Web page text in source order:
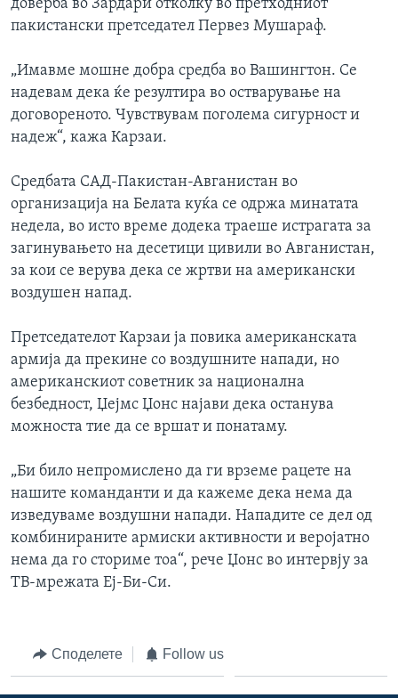
доверба во Зардари отколку во претходниот
пакистански претседател Первез Мушараф.
„Имавме мошне добра средба во Вашингтон. Се
надевам дека ќе резултира во остварување на
договореното. Чувствувам поголема сигурност и
надеж“, кажа Карзаи.
Средбата САД-Пакистан-Авганистан во
организација на Белата куќа се одржа минатата
недела, во исто време додека траеше истрагата за
загинувањето на десетици цивили во Авганистан,
за кои се верува дека се жртви на американски
воздушен напад.
Претседателот Карзаи ја повика американската
армија да прекине со воздушните напади, но
американскиот советник за национална
безбедност, Џејмс Џонс најави дека останува
можноста тие да се вршат и понатаму.
„Би било непромислено да ги врземе рацете на
нашите команданти и да кажеме дека нема да
изведуваме воздушни напади. Нападите се дел од
комбинираните армиски активности и веројатно
нема да го сториме тоа“, рече Џонс во интервју за
ТВ-мрежата Еј-Би-Си.
Споделете Follow us